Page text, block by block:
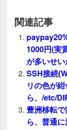
関連記事
1000円(実
が多いせい
SSH接続
リの色が
ら、/etc/
豊洲移転
ら、普通